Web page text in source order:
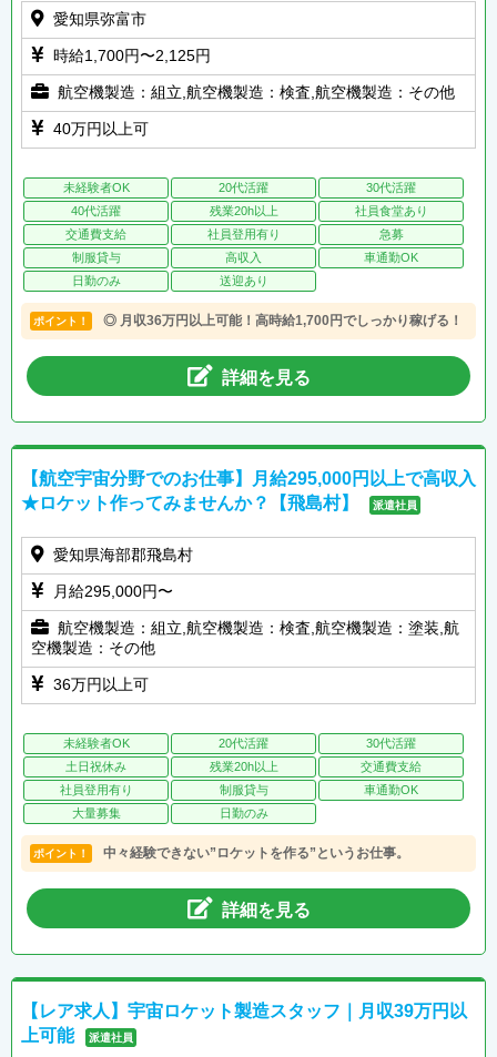
愛知県弥富市
時給1,700円〜2,125円
航空機製造：組立,航空機製造：検査,航空機製造：その他
40万円以上可
未経験者OK 20代活躍
30代活躍
40代活躍
残業20h以上
社員食堂あり
交通費支給
社員登用有り
急募
制服貸与
高収入
車通勤OK
日勤のみ
送迎あり
ポイント！ ◎ 月収36万円以上可能！高時給1,700円でしっかり稼げる！
詳細を見る
【航空宇宙分野でのお仕事】月給295,000円以上で高収入
★ロケット作ってみませんか？【飛島村】
派遣社員
愛知県海部郡飛島村
月給295,000円〜
航空機製造：組立,航空機製造：検査,航空機製造：塗装,航
空機製造：その他
36万円以上可
未経験者OK 20代活躍
30代活躍
土日祝休み
残業20h以上
交通費支給
社員登用有り
制服貸与
車通勤OK
大量募集
日勤のみ
ポイント！ 中々経験できない”ロケットを作る”というお仕事。
詳細を見る
【レア求人】宇宙ロケット製造スタッフ｜月収39万円以
上可能
派遣社員